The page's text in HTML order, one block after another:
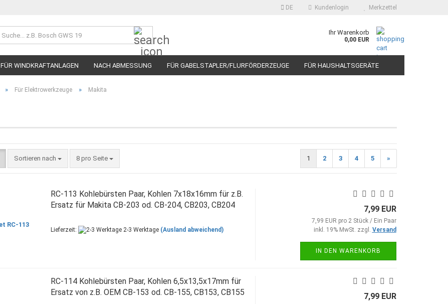
DE Kundenlogin Merkzettel
z.B.
Bosch
GWS
6828933LLnfo@brush24.com
Ihr Warenkorb
0,00 EUR
FÜR WINDKRAFTANLAGEN NACH ABMESSUNG FÜR GABELSTAPLER/FLURFÖRDERZEUGE FÜR HAUSHALTSGERÄTE
KOHLESCHIEBER BÜRSTENHALTER
» Für Elektrowerkzeuge » Makita
Sortieren nach
Sortieren nach 8 pro Seite
pro Seite 1 2 3 4 5 »
RC-113 Kohlebürsten Paar, Kohlen 7x18x16mm für z.B.
Ersatz für Makita CB-203 od. CB-204, CB203, CB204
Lieferzeit: 2-3 Werktage (Ausland abweichend)
7,99 EUR
7,99 EUR pro 2 Stück / Ein Paar
inkl. 19% MwSt. zzgl. Versand
IN DEN WARENKORB
RC-114 Kohlebürsten Paar, Kohlen 6,5x13,5x17mm für
Ersatz von z.B. OEM CB-153 od. CB-155, CB153, CB155
7,99 EUR